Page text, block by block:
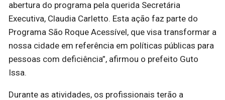
abertura do programa pela querida Secretária
Executiva, Claudia Carletto. Esta ação faz parte do
Programa São Roque Acessível, que visa transformar a
nossa cidade em referência em políticas públicas para
pessoas com deficiência”, afirmou o prefeito Guto
Issa.
Durante as atividades, os profissionais terão a